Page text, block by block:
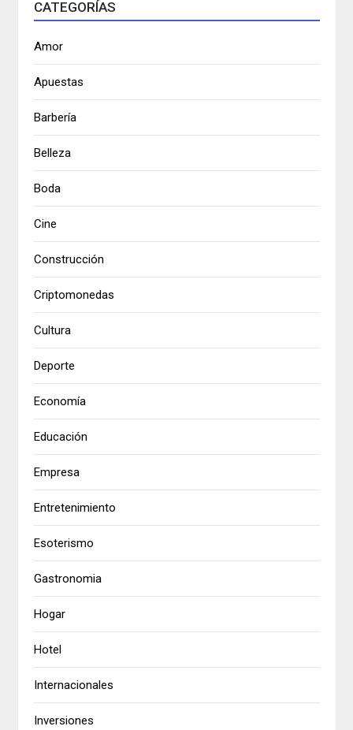
CATEGORÍAS
Amor
Apuestas
Barbería
Belleza
Boda
Cine
Construcción
Criptomonedas
Cultura
Deporte
Economía
Educación
Empresa
Entretenimiento
Esoterismo
Gastronomia
Hogar
Hotel
Internacionales
Inversiones